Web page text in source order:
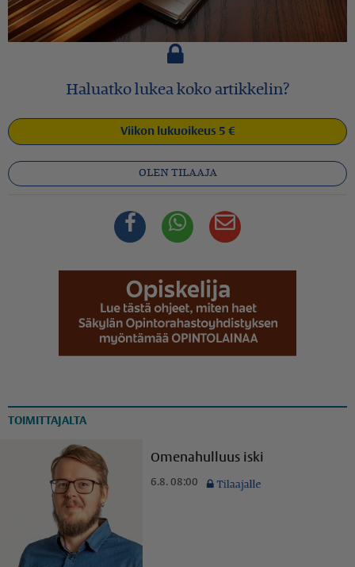
Haluatko lukea koko artikkelin?
Viikon lukuoikeus 5 €
OLEN TILAAJA
FacebookWhatsappSähköposti
TOIMITTAJALTA
Omenahulluus iski
6.8. 08:00